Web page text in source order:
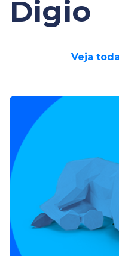
Digio
Veja